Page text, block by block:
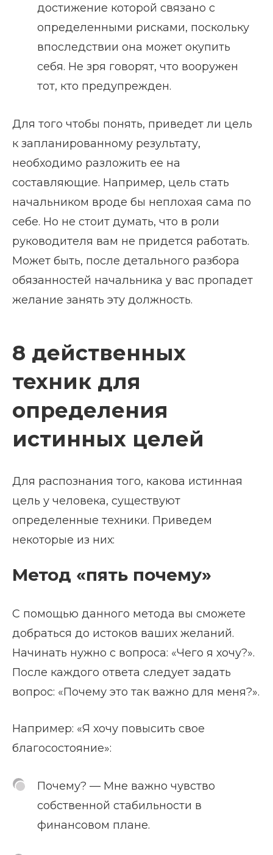
достижение которой связано с
определенными рисками, поскольку
впоследствии она может окупить
себя. Не зря говорят, что вооружен
тот, кто предупрежден.
Для того чтобы понять, приведет ли цель
к запланированному результату,
необходимо разложить ее на
составляющие. Например, цель стать
начальником вроде бы неплохая сама по
себе. Но не стоит думать, что в роли
руководителя вам не придется работать.
Может быть, после детального разбора
обязанностей начальника у вас пропадет
желание занять эту должность.
8 действенных
техник для
определения
истинных целей
Для распознания того, какова истинная
цель у человека, существуют
определенные техники. Приведем
некоторые из них:
Метод «пять почему»
С помощью данного метода вы сможете
добраться до истоков ваших желаний.
Начинать нужно с вопроса: «Чего я хочу?».
После каждого ответа следует задать
вопрос: «Почему это так важно для меня?».
Например: «Я хочу повысить свое
благосостояние»:
Почему? — Мне важно чувство
собственной стабильности в
финансовом плане.